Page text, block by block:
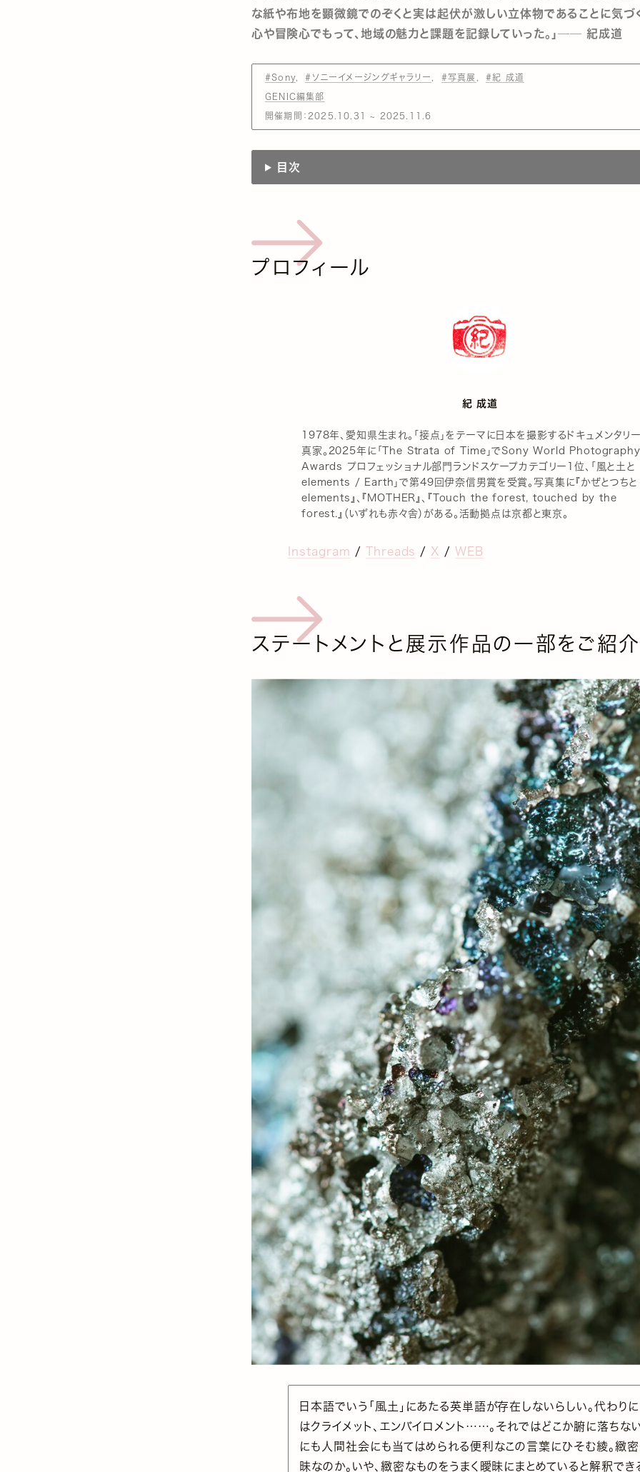
な紙や布地を顕微鏡でのぞくと実は起伏が激しい立体物であることに気づ
心や冒険心でもって、地域の魅力と課題を記録していった。」── 紀成道
#Sony #ソニーイメージングギャラリー #写真展 #紀 成道
GENIC編集部
開催期間：2025.10.31 ~ 2025.11.6
目次
プロフィール
紀 成道
1978年、愛知県生まれ。「接点」をテーマに日本を撮影するドキュメンタリ
真家。2025年に「The Strata of Time」でSony World Photography
Awards プロフェッショナル部門ランドスケープカテゴリー1位、「風と土
elements / Earth」で第49回伊奈信男賞を受賞。写真集に『かぜとつち
elements』、『MOTHER』、『Touch the forest, touched by the
forest.』（いずれも赤々舎）がある。活動拠点は京都と東京。
Instagram / Threads / X /WEB
ステートメントと展示作品の一部をご紹
日本語でいう「風土」にあたる英単語が存在しないらしい。代わり
はクライメット、エンバイロメント……。それではどこか腑に落ちな
にも人間社会にも当てはめられる便利なこの言葉にひそむ綾。緻
昧なのか。いや、緻密なものをうまく曖昧にまとめていると解釈でき